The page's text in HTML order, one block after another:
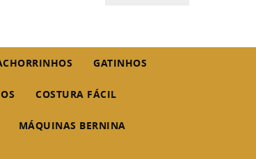
GATINHOS
COSTURA FÁCIL
MÁQUINAS BERNINA